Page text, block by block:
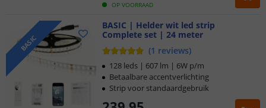
OP VOORRAAD
BASIC
BASIC | Helder wit led strip
Complete set | 24 meter
(1 reviews)
128 leds | 607 lm | 6W p/m
Betaalbare accentverlichting
Strip voor standaardgebruik